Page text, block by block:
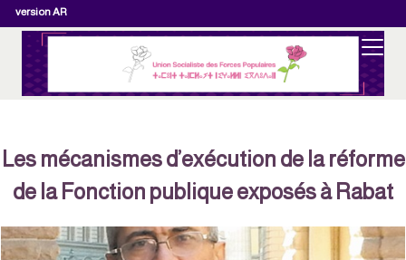
version AR
Les mécanismes d’exécution de la
de la Fonction publique exposés à Rabat